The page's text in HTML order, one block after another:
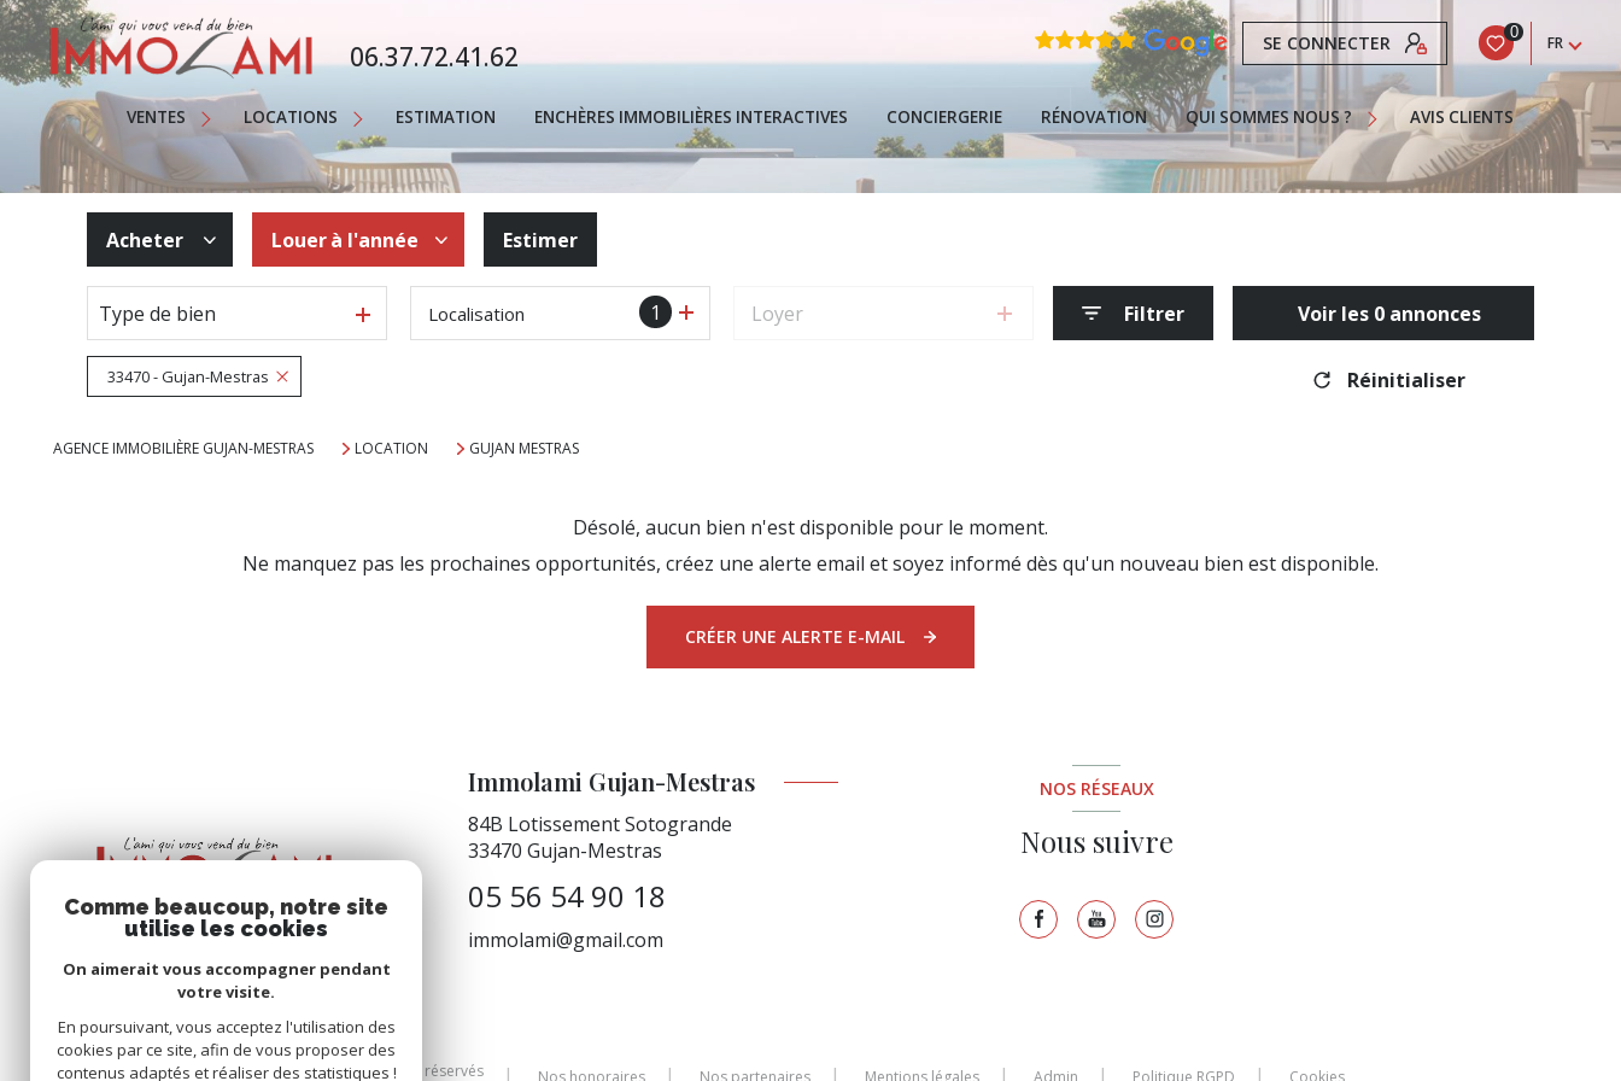
06.37.72.41.62 SE CONNECTER 0
FR
VENTES
MAISONS
APPARTEMENTS
TERRAINS
PROPRIÉTÉS
IMMOBILIER PROFESSIONNEL
LOCATIONS
Saisonnière
Annuelle
Immobilier Professionnel
ESTIMATION ENCHÈRES IMMOBILIÈRES INTERACTIVES CONCIERGERIE RÉNOVATION QUI SOMMES NOUS ?
Nos Services
Recrutement
La Franchise
Actualités
Guide De L'acheteur
AVIS CLIENTS
Acheter
De l'ancien
Louerà l'année
à l'année
Estimer
Type de bien 1
Localisation Loyer Filtrer Voir les 0 annonces
33470 - Gujan-Mestras Réinitialiser
AGENCE IMMOBILIÈRE GUJAN-MESTRAS LOCATION GUJAN MESTRAS
Désolé, aucun bien n'est disponible pour le moment.
Ne manquez pas les prochaines opportunités, créez une alerte email et soyez informé dès qu'un nouveau bien est disponible.
CRÉER UNE ALERTE E-MAIL
Immolami Gujan-Mestras
84B Lotissement Sotogrande
33470 Gujan-Mestras
05 56 54 90 18
immolami@gmail.com
NOS RÉSEAUX
Nous suivre
© 2026 | Tous droits réservés Nos honoraires Nos partenaires Mentions légales Admin Politique RGPD Cookies
Comme beaucoup, notre site
utilise les cookies
On aimerait vous accompagner pendant
votre visite.
En poursuivant, vous acceptez l'utilisation des
cookies par ce site, afin de vous proposer des
contenus adaptés et réaliser des statistiques !